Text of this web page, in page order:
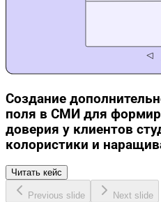
Создание
поля в СМИ для
доверия у клиентов
колористики и
Читать кейс
Previous slide Next slide